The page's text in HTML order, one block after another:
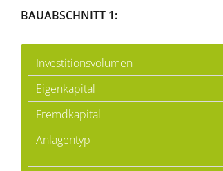
BAUABSCHNITT 1:
Investitionsvolumen
Eigenkapital
Fremdkapital
Anlagentyp